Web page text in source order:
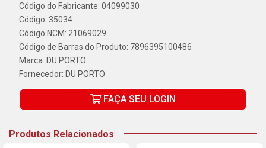
Código do Fabricante: 04099030
Código: 35034
Código NCM: 21069029
Código de Barras do Produto: 7896395100486
Marca: DU PORTO
Fornecedor: DU PORTO
FAÇA SEU LOGIN
Produtos Relacionados